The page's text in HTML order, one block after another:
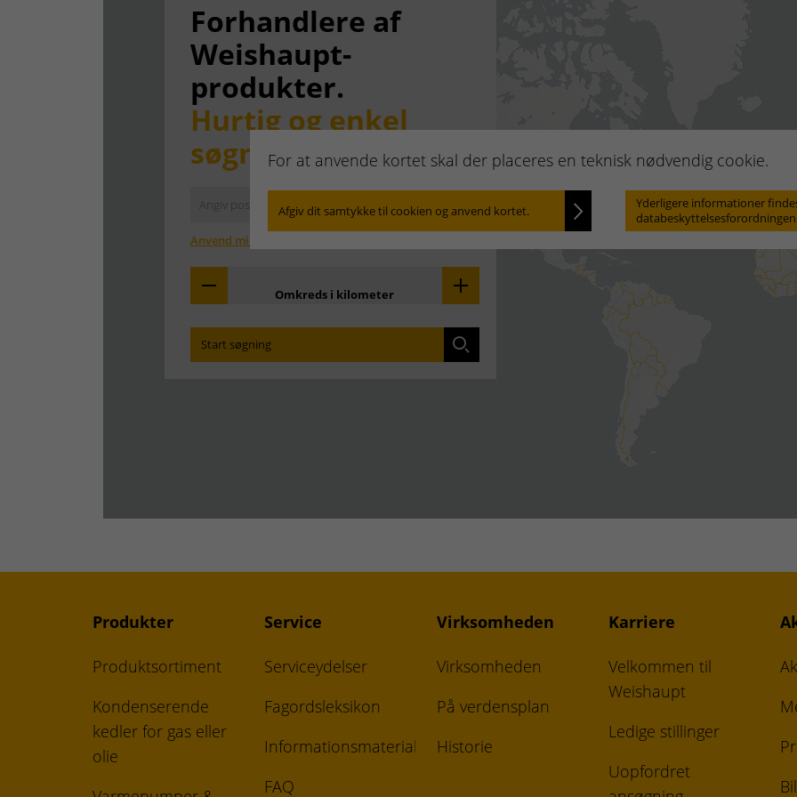
For at anvende kortet skal der placeres en teknisk nødvendig cookie.
Afgiv dit samtykke til cookien og anvend kortet.
Yderligere informationer
Forhandlere af
Weishaupt-
produkter.
Hurtig og enkel
søgning.
Locate
Anvend min adresse
Omkreds i kilometer
Start søgning
Find den afdeling, som er tættest på dig:
Produkter
Produktsortiment
Kondenserende
kedler for gas eller
olie
Service
Serviceydelser
Fagordsleksikon
Informationsmateriale
FAQ
Virksomheden
Virksomheden
På verdensplan
Historie
Karriere
Velkommen til
Weishaupt
Ledige stillinger
Uopfordret